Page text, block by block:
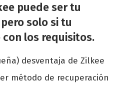
puede ser tu
solo si tu
los requisitos.
desventaja de Zilkee
método de recuperación